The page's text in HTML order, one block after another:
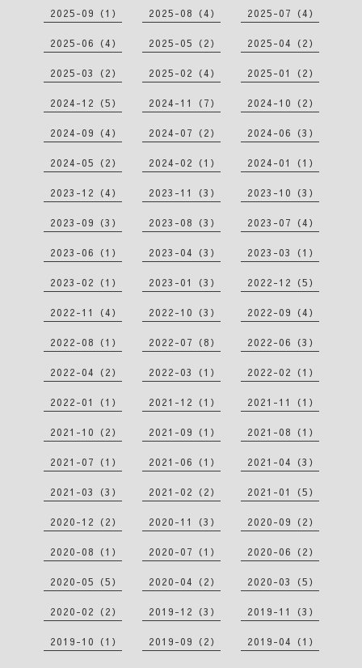
2025-09（1） 2025-08（4） 2025-07（4）
2025-06（4） 2025-05（2） 2025-04（2）
2025-03（2） 2025-02（4） 2025-01（2）
2024-12（5） 2024-11（7） 2024-10（2）
2024-09（4） 2024-07（2） 2024-06（3）
2024-05（2） 2024-02（1） 2024-01（1）
2023-12（4） 2023-11（3） 2023-10（3）
2023-09（3） 2023-08（3） 2023-07（4）
2023-06（1） 2023-04（3） 2023-03（1）
2023-02（1） 2023-01（3） 2022-12（5）
2022-11（4） 2022-10（3） 2022-09（4）
2022-08（1） 2022-07（8） 2022-06（3）
2022-04（2） 2022-03（1） 2022-02（1）
2022-01（1） 2021-12（1） 2021-11（1）
2021-10（2） 2021-09（1） 2021-08（1）
2021-07（1） 2021-06（1） 2021-04（3）
2021-03（3） 2021-02（2） 2021-01（5）
2020-12（2） 2020-11（3） 2020-09（2）
2020-08（1） 2020-07（1） 2020-06（2）
2020-05（5） 2020-04（2） 2020-03（5）
2020-02（2） 2019-12（3） 2019-11（3）
2019-10（1） 2019-09（2） 2019-04（1）